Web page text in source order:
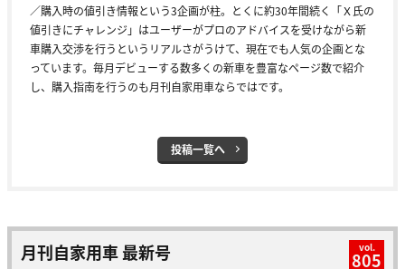
／購入時の値引き情報という3企画が柱。とくに約30年間続く「Ｘ氏の
値引きにチャレンジ」はユーザーがプロのアドバイスを受けながら新
車購入交渉を行うというリアルさがうけて、現在でも人気の企画とな
っています。毎月デビューする数多くの新車を豊富なページ数で紹介
し、購入指南を行うのも月刊自家用車ならではです。
投稿一覧へ
月刊自家用車 最新号 vol.
805